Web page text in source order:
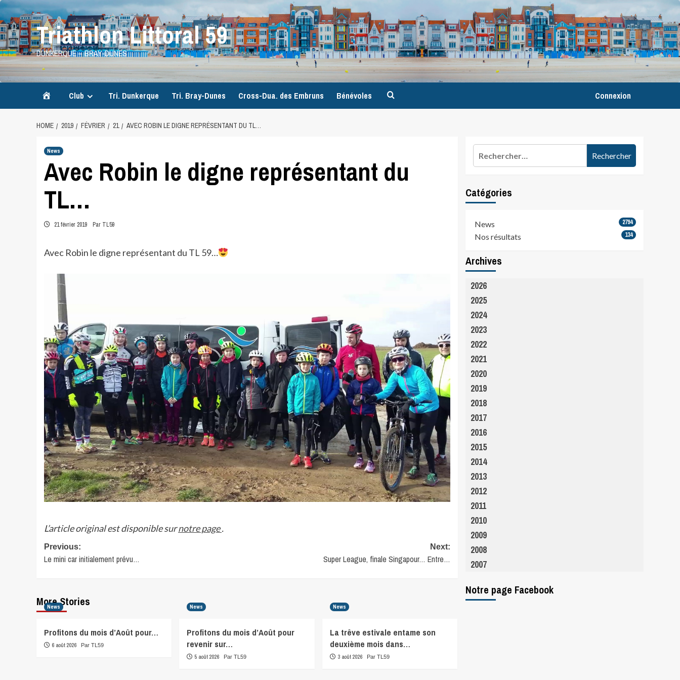
Skip
to
content
Triathlon Littoral 59
DUNKERQUE – BRAY-DUNES
Accueil
Club Tri. Dunkerque Tri. Bray-Dunes Cross-Dua. des Embruns Bénévoles Connexion
HOME 2019 FÉVRIER 21 AVEC ROBIN LE DIGNE REPRÉSENTANT DU TL…
News
Avec Robin le digne représentant du
TL…
21 février 2019 Par TL59
Avec Robin le digne représentant du TL 59…
L’article original est disponible surnotre page.
Post
navigation
Previous:
Le mini car initialement prévu…
Next:
Super League, finale Singapour… Entre…
More Stories
News
Profitons du mois d’Août pour…
6 août 2026 Par TL59
News
Profitons du mois d’Août pour
revenir sur…
5 août 2026 Par TL59
News
La trêve estivale entame son
deuxième mois dans…
3 août 2026 Par TL59
Catégories
News 2794
Nos résultats 134
Archives
2026
2025
2024
2023
2022
2021
2020
2019
2018
2017
2016
2015
2014
2013
2012
2011
2010
2009
2008
2007
Notre page Facebook